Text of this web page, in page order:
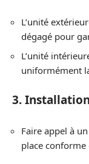
L’unité
dégagé pour
L’unité
uniformément
3.
Faire appel à
place conforme